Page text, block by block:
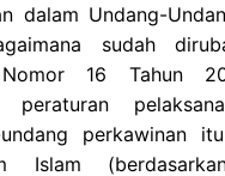
dalam Undang-
sudah
Nomor 16 Tahun
perkawinan
Islam